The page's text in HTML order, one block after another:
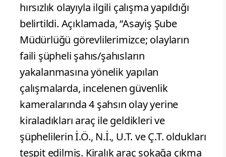
hırsızlık olayıyla ilgili çalışma yapıldığı
belirtildi. Açıklamada, “Asayiş Şube
Müdürlüğü görevlilerimizce; olayların
faili şüpheli şahıs/şahısların
yakalanmasına yönelik yapılan
çalışmalarda, incelenen güvenlik
kameralarında 4 şahsın olay yerine
kiraladıkları araç ile geldikleri ve
şüphelilerin İ.Ö., N.İ., U.T. ve Ç.T. oldukları
tespit edilmiş. Kiralık araç sokağa çıkma